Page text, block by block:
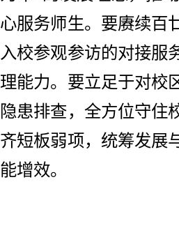
心服务师生。要赓续百
入校参观参访的对接服
理能力。要立足于对校
隐患排查，全方位守住
齐短板弱项，统筹发展
能增效。